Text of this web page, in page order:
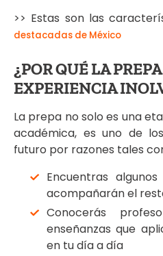
>> Estas son las
destacadas de México
¿POR QUÉ LA
EXPERIENCIA
La prepa no solo es una
académica, es uno de
futuro por razones tales
Encuentras
acompañarán el
Conocerás
enseñanzas que
en tu día a día